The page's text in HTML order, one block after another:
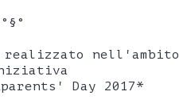
°§°
realizzato nell'ambito
Day 2017*